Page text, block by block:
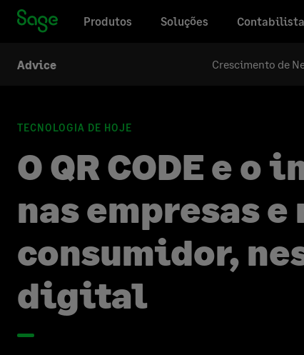
Produtos
Soluções
Advice Crescimento de
TECNOLOGIA DE HOJE
O QR CODE e o
nas empresas e
consumidor,
digital